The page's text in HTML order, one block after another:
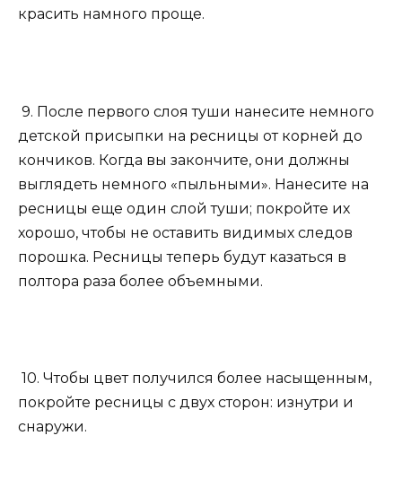
красить намного проще.
9. После первого слоя туши нанесите немного
детской присыпки на ресницы от корней до
кончиков. Когда вы закончите, они должны
выглядеть немного «пыльными». Нанесите на
ресницы еще один слой туши; покройте их
хорошо, чтобы не оставить видимых следов
порошка. Ресницы теперь будут казаться в
полтора раза более объемными.
10. Чтобы цвет получился более насыщенным,
покройте ресницы с двух сторон: изнутри и
снаружи.